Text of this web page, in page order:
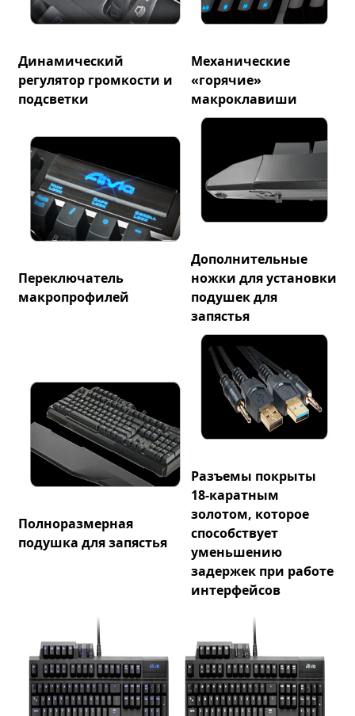
Динамический
регулятор громкости и
подсветки
Механические
«горячие»
макроклавиши
Переключатель
макропрофилей
Дополнительные
ножки для установки
подушек для
запястья
Полноразмерная
подушка для запястья
Разъемы покрыты
18-каратным
золотом, которое
способствует
уменьшению
задержек при работе
интерфейсов